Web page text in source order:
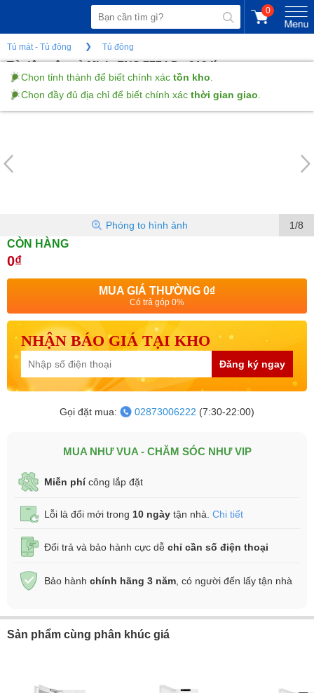
0
Chọn tỉnh thành để biết chính xác tồn kho
Chọn đầy đủ địa chỉ để biết chính xác thời gian giao
Tủ mát - Tủ đông Tủ đông
Tủ đông âm tủ Miele FNS 7774 D - 213 lít
(Gửi đánh giá)
1/8
Phóng to hình ảnh
CÒN HÀNG
0₫
MUA GIÁ THƯỜNG 0₫
Có trả góp 0%
NHẬN BÁO GIÁ TẠI KHO
Đăng ký ngay
Gọi đặt mua: 02873006222 (7:30-22:00)
MUA NHƯ VUA - CHĂM SÓC NHƯ VIP
Miễn phícông lắp đặt
Lỗi là đổi mới trong 10 ngày tận nhà. Chi tiết
Đổi trả và bảo hành cực dễ chỉ cần số điện thoại
Bảo hành chính hãng 3 năm , có người đến lấy tận nhà
Sản phẩm cùng phân khúc giá